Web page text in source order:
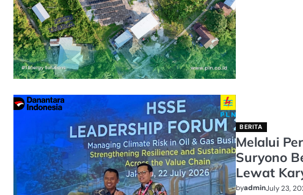
BERITA
Melalui
Suryono
Lewat
byadminJuly 23,